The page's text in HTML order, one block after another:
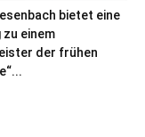
bietet eine
zu einem
der frühen